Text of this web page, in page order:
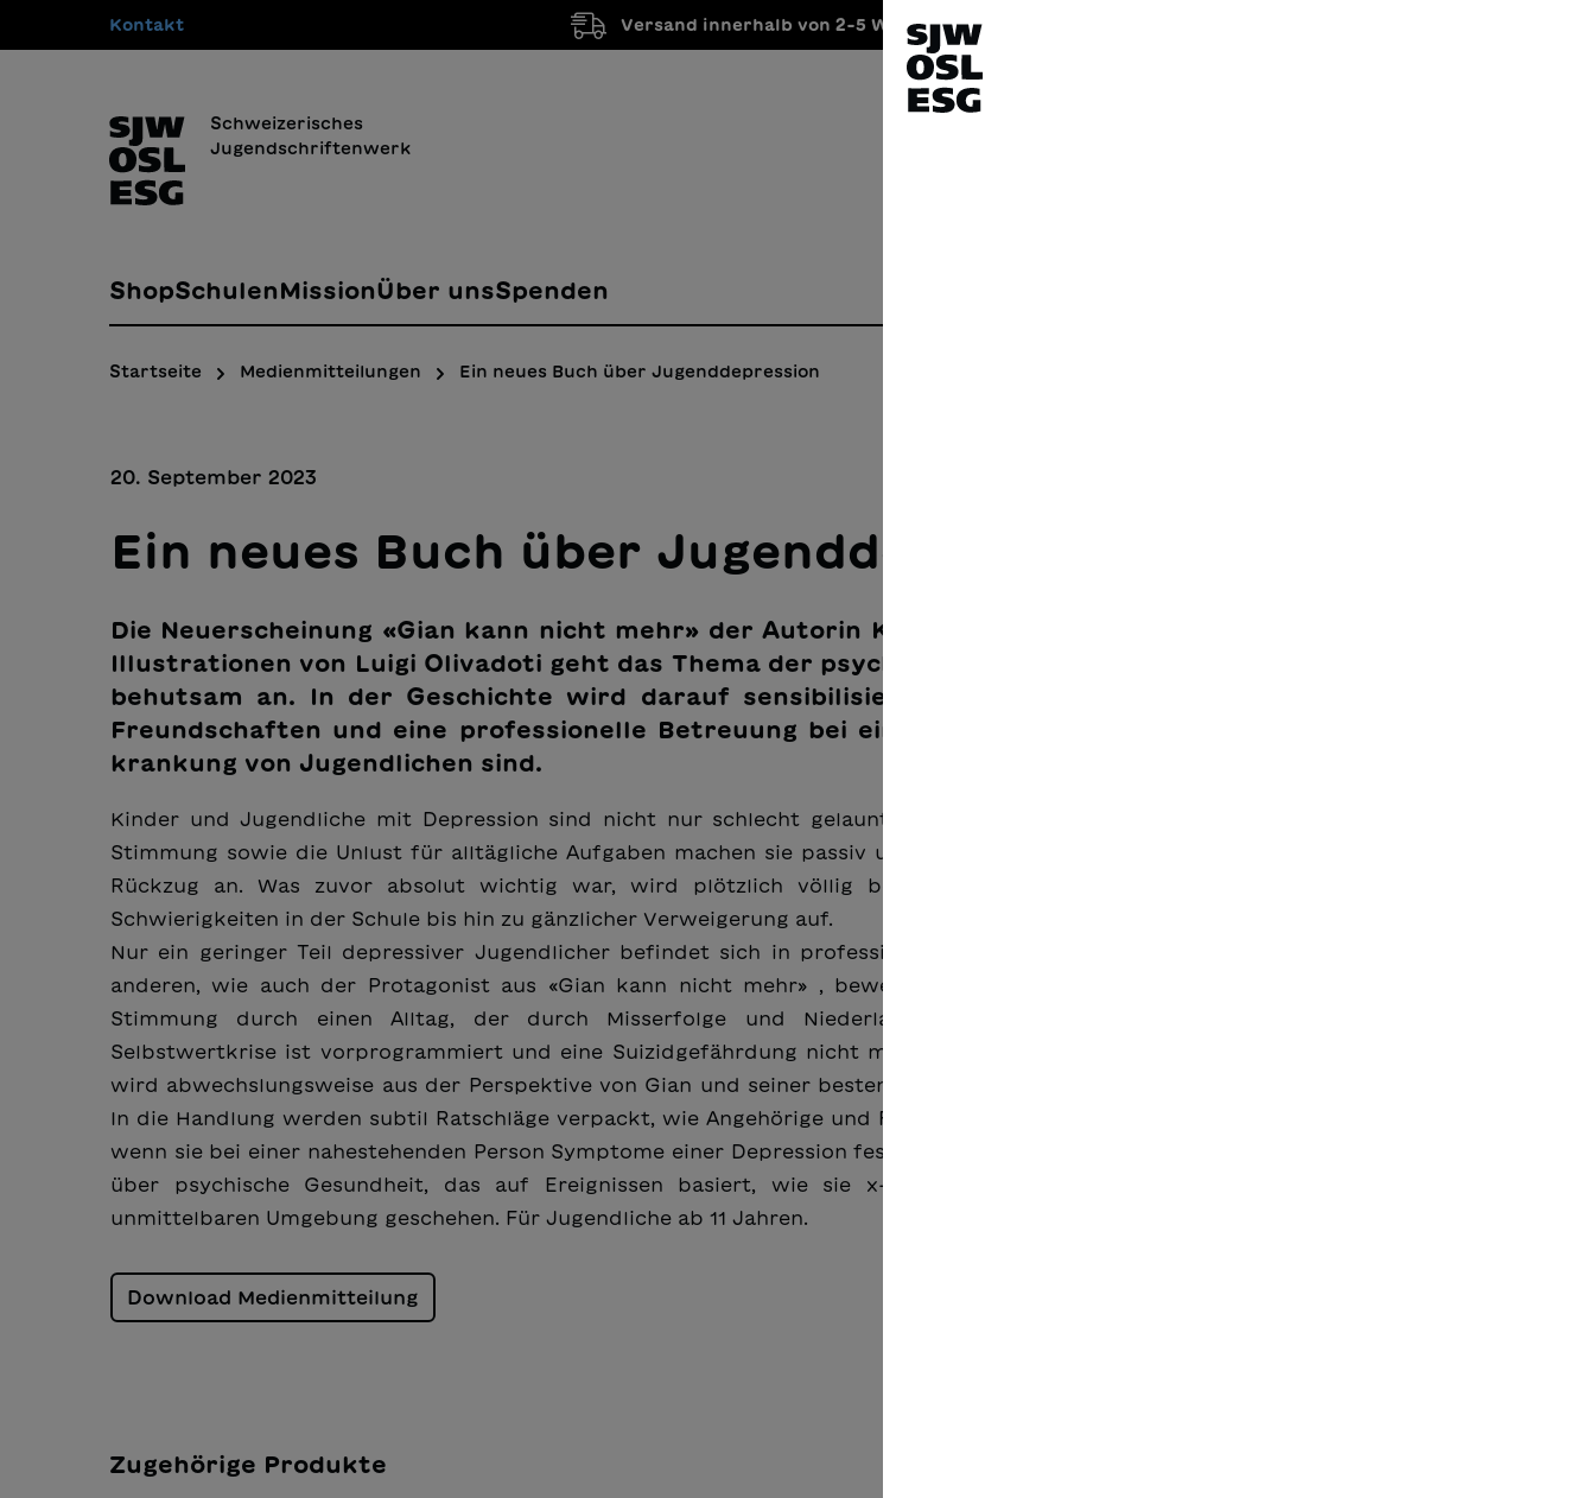
Zur Hauptnavigation springen
Kontakt Versand innerhalb von 2-5 Werktagen
Schweizerisches
Jugendschriftenwerk
ShopSchulen MissionÜber unsSpenden
Startseite Medienmitteilungen Ein neues Buch über Jugenddepression
20. September 2023
Ein neues Buch über Jugenddepression
Die Neuerscheinung «Gian kann nicht mehr» der Autorin Karin Bachmann mit
Illustrationen von Luigi Olivadoti geht das Thema der psychischen Gesundheit
behutsam an. In der Geschichte wird darauf sensibilisiert, wie bedeutsam
Freundschaften und eine professionelle Betreuung bei einer Depressionser-
krankung von Jugendlichen sind.
Kinder und Jugendliche mit Depression sind nicht nur schlecht gelaunt. Ihre oft auch gereizte
Stimmung sowie die Unlust für alltägliche Aufgaben machen sie passiv und künden den sozialen
Rückzug an. Was zuvor absolut wichtig war, wird plötzlich völlig belanglos. Parallel treten
Schwierigkeiten in der Schule bis hin zu gänzlicher Verweigerung auf.
Nur ein geringer Teil depressiver Jugendlicher befindet sich in professioneller Behandlung. Alle
anderen, wie auch der Protagonist aus «Gian kann nicht mehr» , bewegen sich in gedrückter
Stimmung durch einen Alltag, der durch Misserfolge und Niederlagen geprägt ist. Eine
Selbstwertkrise ist vorprogrammiert und eine Suizidgefährdung nicht mehr weit. Dieser Verlauf
wird abwechslungsweise aus der Perspektive von Gian und seiner besten Freundin Sarah erzählt.
In die Handlung werden subtil Ratschläge verpackt, wie Angehörige und Freunde reagieren sollen,
wenn sie bei einer nahestehenden Person Symptome einer Depression feststellen. Ein kluges Buch
über psychische Gesundheit, das auf Ereignissen basiert, wie sie x-mal täglich in unserer
unmittelbaren Umgebung geschehen. Für Jugendliche ab 11 Jahren.
Download Medienmitteilung
Zugehörige Produkte